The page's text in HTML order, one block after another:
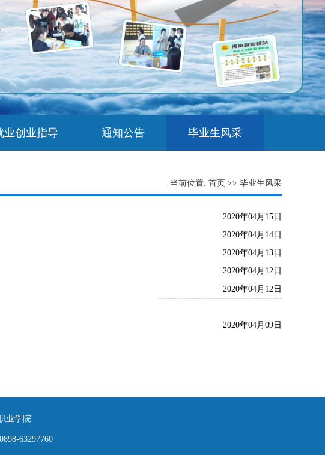
业创业指导 通知公告 毕业生风采
当前位置: 首页 >> 毕业生风采
2020年04月15日
2020年04月14日
2020年04月13日
2020年04月12日
2020年04月12日
2020年04月09日
业学院
63297760